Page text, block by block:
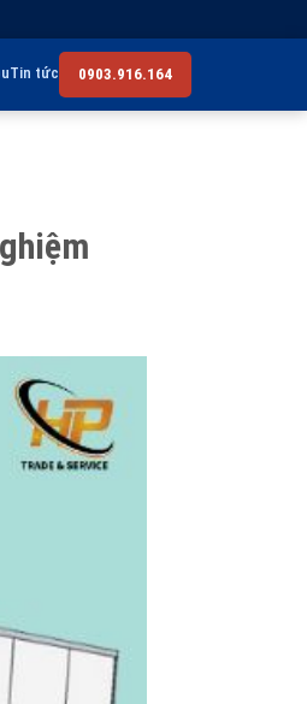
Tin tức 0903.916.164